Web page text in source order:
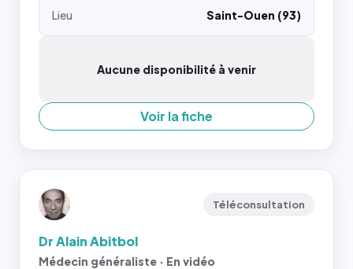
Lieu
Saint-Ouen (93)
Aucune disponibilité à venir
Voir la fiche
Téléconsultation
Dr Alain Abitbol
Médecin généraliste · En vidéo